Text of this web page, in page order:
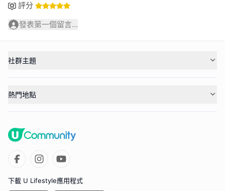
評分
發表第一個留言...
社群主題
熱門地點
下載 U Lifestyle應用程式